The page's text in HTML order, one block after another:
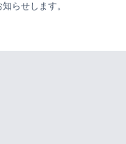
らせします。